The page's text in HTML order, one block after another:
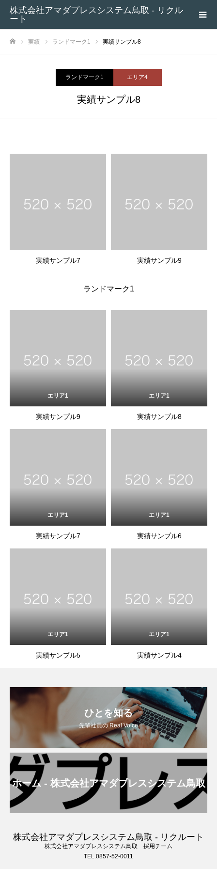
株式会社アマダプレスシステム鳥取 - リクル
ート
実績 ランドマーク1 実績サンプル8
ランドマーク1 エリア4
実績サンプル8
実績サンプル7 実績サンプル9
ランドマーク1
エリア1
実績サンプル9
エリア1
実績サンプル8
エリア1
実績サンプル7
エリア1
実績サンプル6
エリア1
実績サンプル5
エリア1
実績サンプル4
ひとを知る
先輩社員の Real Voice
ホーム - 株式会社アマダプレスシステム鳥取
株式会社アマダプレスシステム鳥取 - リクルート
株式会社アマダプレスシステム鳥取 採用チーム
TEL.0857-52-0011